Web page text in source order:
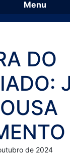
Menu
DO
de 2024